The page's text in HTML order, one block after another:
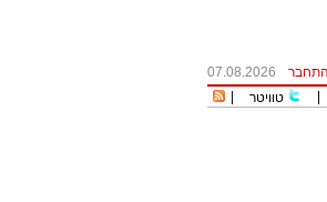
התחבר
07.08.2026
טוויטר